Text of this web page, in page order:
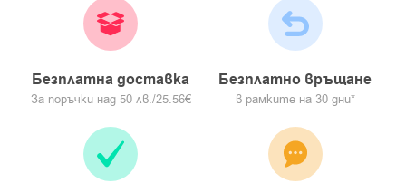
Съхранение:
градуса
Да се пази от деца и пряка слънчева светлина
Безплатна доставка
За поръчки над 50 лв./25.56€
Безплатно връщане
в рамките на 30 дни*